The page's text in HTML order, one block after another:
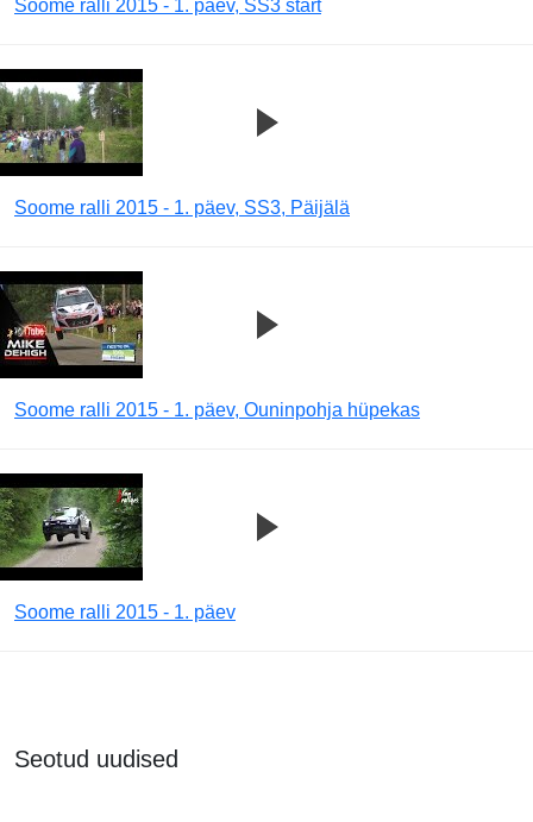
Soome ralli 2015 - 1. päev, SS3 start
Soome ralli 2015 - 1. päev, SS3, Päijälä
Soome ralli 2015 - 1. päev, Ouninpohja hüpekas
Soome ralli 2015 - 1. päev
Seotud uudised